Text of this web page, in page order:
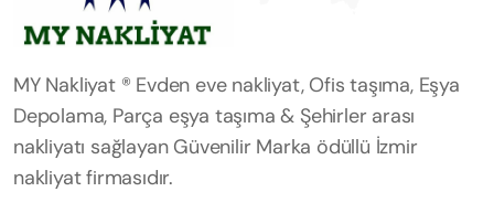
MY Nakliyat ® Evden eve nakliyat, Ofis taşıma, Eşya
Depolama, Parça eşya taşıma & Şehirler arası
nakliyatı sağlayan Güvenilir Marka ödüllü İzmir
nakliyat firmasıdır.